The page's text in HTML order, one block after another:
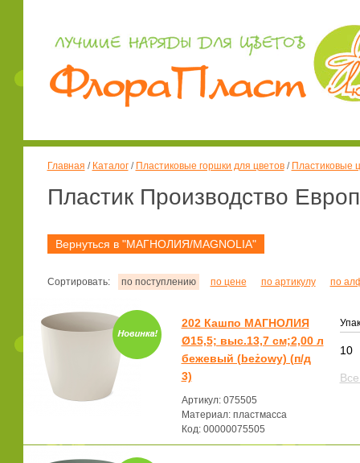
Главная / Каталог/ Пластиковые горшки для цветов/ Пластиковые
Пластик Производство
Вернуться в "МАГНОЛИЯ/MAGNOLIA"
Сортировать: по поступлению по цене по артикулу по
202 Кашпо МАГНОЛИЯ
Ø15,5; выс.13,7 см;2,00 л
бежевый (beżowy) (п/д
3)
Артикул: 075505
Материал: пластмасса
Код: 00000075505
10